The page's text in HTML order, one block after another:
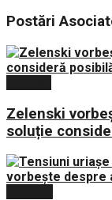
Postări
Zelenski
soluție